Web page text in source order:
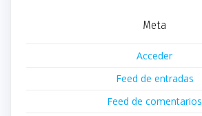
Meta
Acceder
Feed de entradas
Feed de comentarios